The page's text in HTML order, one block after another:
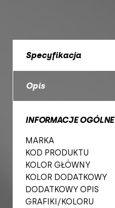
Specyfikacja
Opis
INFORMACJE OGÓLNE
MARKA
KOD PRODUKTU
KOLOR GŁÓWNY
KOLOR DODATKOWY
DODATKOWY OPIS
GRAFIKI/KOLORU